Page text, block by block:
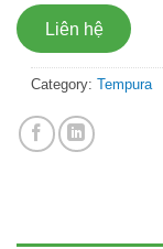
Liên hệ
Category: Tempura